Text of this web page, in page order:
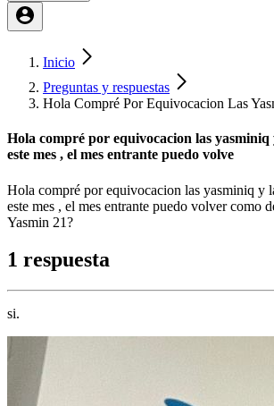
Inicio
Preguntas y respuestas
Hola Compré Por Equivocacion Las
Hola compré por equivocacion las yasminiq
este mes , el mes entrante puedo volve
Hola compré por equivocacion las yasminiq y
este mes , el mes entrante puedo volver como
Yasmin 21?
1 respuesta
si.